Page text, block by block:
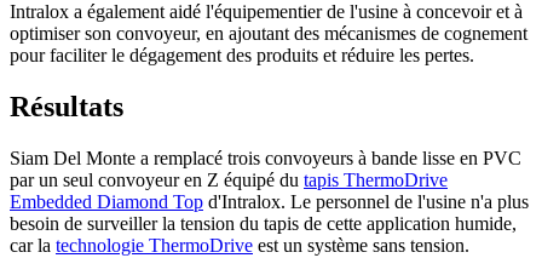
Intralox a également aidé l'équipementier de l'usine à concevoir et à
optimiser son convoyeur, en ajoutant des mécanismes de cognement
pour faciliter le dégagement des produits et réduire les pertes.
Résultats
Siam Del Monte a remplacé trois convoyeurs à bande lisse en PVC
par un seul convoyeur en Z équipé du tapis ThermoDrive
Embedded Diamond Top d'Intralox. Le personnel de l'usine n'a plus
besoin de surveiller la tension du tapis de cette application humide,
car la technologie ThermoDrive est un système sans tension.